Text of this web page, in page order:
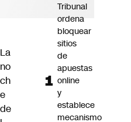
La
no
ch
e
de
Tribunal
ordena
bloquear
sitios
de
apuestas
online
y
establece
mecanismo